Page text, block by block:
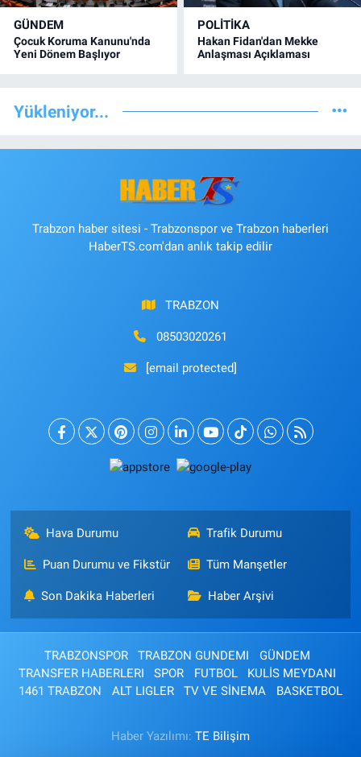
GÜNDEM
Çocuk Koruma Kanunu'nda
Yeni Dönem Başlıyor
POLİTİKA
Hakan Fidan'dan Mekke
Anlaşması Açıklaması
Yükleniyor...
Trabzon haber sitesi - Trabzonspor ve Trabzon haberleri
HaberTS.com'dan anlık takip edilir
TRABZON
08503020261
[email protected]
Hava Durumu Trafik Durumu
Puan Durumu ve Fikstür Tüm Manşetler
Son Dakika Haberleri Haber Arşivi
TRABZONSPOR TRABZON GUNDEMI
GÜNDEM
TRANSFER HABERLERI
SPOR FUTBOL
KULİS MEYDANI
1461 TRABZON
ALT LIGLER TV VE SİNEMA BASKETBOL
Haber Yazılımı: TE Bilişim